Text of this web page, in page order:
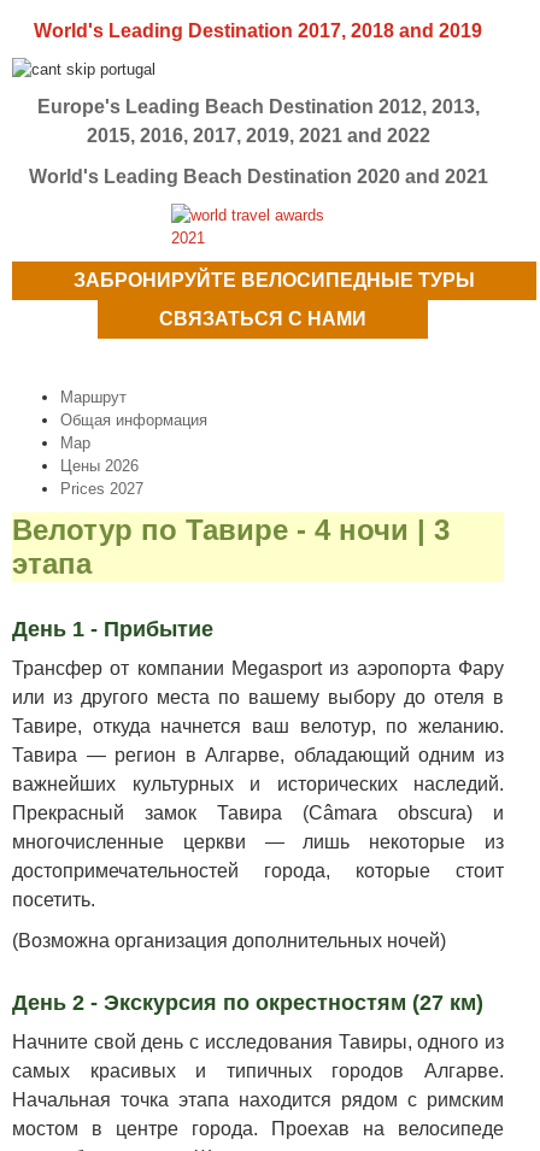
World's Leading Destination 2017, 2018 and 2019
Europe's Leading Beach Destination 2012, 2013,
2015, 2016, 2017, 2019, 2021 and 2022
World's Leading Beach Destination 2020 and 2021
ЗАБРОНИРУЙТЕ ВЕЛОСИПЕДНЫЕ ТУРЫ
СВЯЗАТЬСЯ С НАМИ
Маршрут
Общая информация
Map
Цены 2026
Prices 2027
Велотур по Тавире - 4 ночи | 3
этапа
День 1 - Прибытие
Трансфер от компании Megasport из аэропорта Фару
или из другого места по вашему выбору до отеля в
Тавире, откуда начнется ваш велотур, по желанию.
Тавира — регион в Алгарве, обладающий одним из
важнейших культурных и исторических наследий.
Прекрасный замок Тавира (Câmara obscura) и
многочисленные церкви — лишь некоторые из
достопримечательностей города, которые стоит
посетить.
(Возможна организация дополнительных ночей)
День 2 - Экскурсия по окрестностям (27 км)
Начните свой день с исследования Тавиры, одного из
самых красивых и типичных городов Алгарве.
Начальная точка этапа находится рядом с римским
мостом в центре города. Проехав на велосипеде